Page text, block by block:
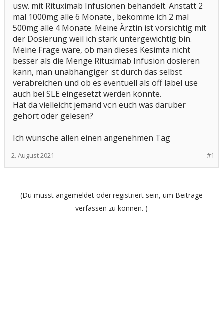
usw. mit Rituximab Infusionen behandelt. Anstatt 2
mal 1000mg alle 6 Monate , bekomme ich 2 mal
500mg alle 4 Monate. Meine Ärztin ist vorsichtig mit
der Dosierung weil ich stark untergewichtig bin.
Meine Frage wäre, ob man dieses Kesimta nicht
besser als die Menge Rituximab Infusion dosieren
kann, man unabhängiger ist durch das selbst
verabreichen und ob es eventuell als off label use
auch bei SLE eingesetzt werden könnte.
Hat da vielleicht jemand von euch was darüber
gehört oder gelesen?
Ich wünsche allen einen angenehmen Tag
#1
2. August 2021
(Du musst angemeldet oder registriert sein, um Beiträge
verfassen zu können. )